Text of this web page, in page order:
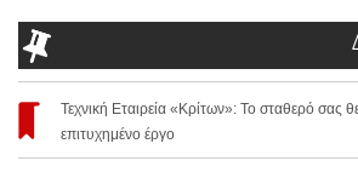
Τεχνική Εταιρεία «Κρίτων»: Το σταθερό σας
επιτυχημένο έργο